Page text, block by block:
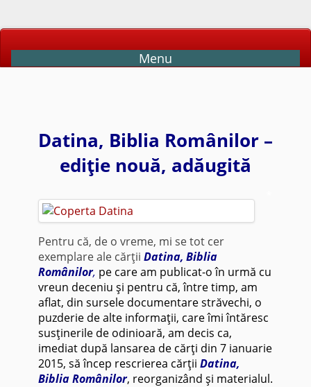
Menu
Datina, Biblia Românilor –
ediţie nouă, adăugită
Pentru că, de o vreme, mi se tot cer
exemplare ale cărţii Datina, Biblia
Românilor, pe care am publicat-o în urmă cu
vreun deceniu şi pentru că, între timp, am
aflat, din sursele documentare străvechi, o
puzderie de alte informaţii, care îmi întăresc
susţinerile de odinioară, am decis ca,
imediat după lansarea de cărţi din 7 ianuarie
2015, să încep rescrierea cărţii Datina,
Biblia Românilor, reorganizând şi materialul.